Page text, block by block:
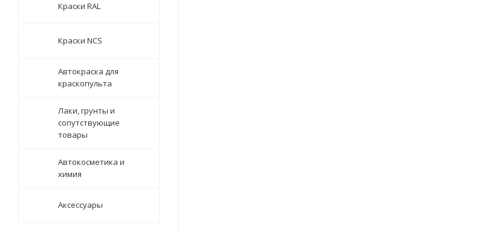
Краски RAL
Краски NCS
Автокраска для
краскопульта
Лаки, грунты и
сопутствующие
товары
Автокосметика и
химия
Аксессуары